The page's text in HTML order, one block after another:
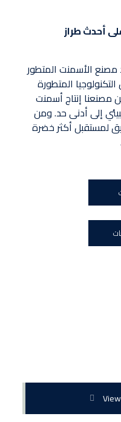
أحدث طراز
الأسمنت المتطور
المتطورة
مصنعنا إنتاج أسمنت
إلى أدنى حد. ومن
لمستقبل أكثر خضرة